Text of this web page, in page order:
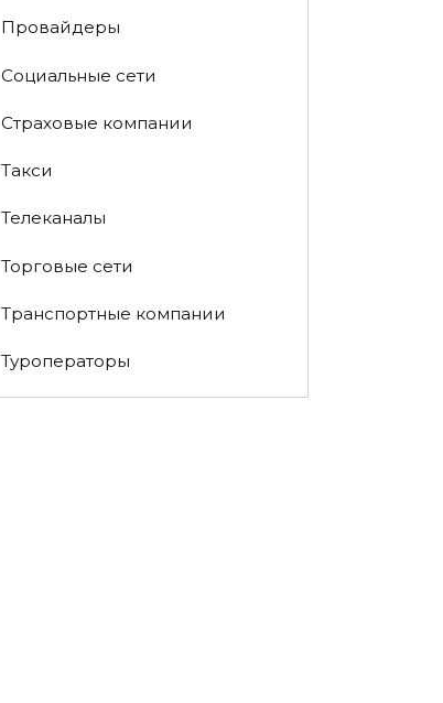
Провайдеры
Социальные сети
Страховые компании
Такси
Телеканалы
Торговые сети
Транспортные компании
Туроператоры